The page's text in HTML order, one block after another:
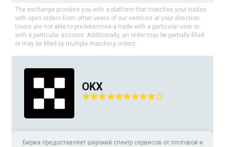
The exchange provides you with a platform that matches your trades
with open orders from other users of our services at your direction.
Users are not able to predetermine a trade with a particular user or
with a particular account. Additionally, an order may be partially filled
or may be filled by multiple matching orders.
OKX
Биржа предоставляет широкий спектр сервисов от спотовой и